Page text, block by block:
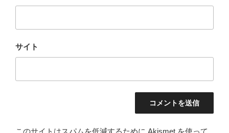
サイト
このサイトはスパムを低減するために Akismet を使って